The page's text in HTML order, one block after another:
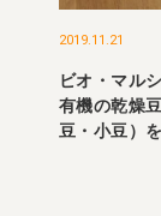
2019.11.21
ビオ・マル
有機の乾燥
豆・小豆）